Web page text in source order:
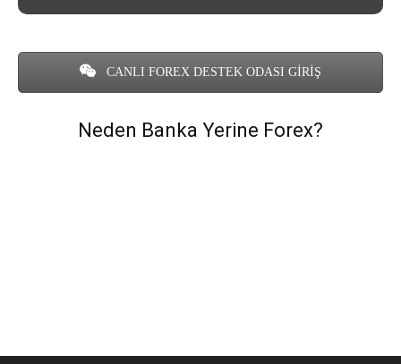
CANLI FOREX DESTEK ODASI GİRİŞ
Neden Banka Yerine Forex?